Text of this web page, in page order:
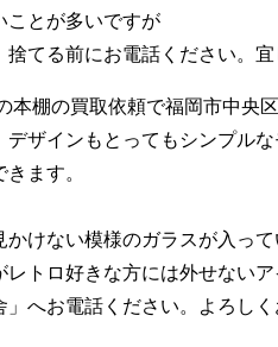
ことが多いですが
てる前にお電話ください。宜
棚の買取依頼で福岡市中央区
ザインもとってもシンプル
ます。
けない模様のガラスが入って
トロ好きな方には外せないア
へお電話ください。よろしく